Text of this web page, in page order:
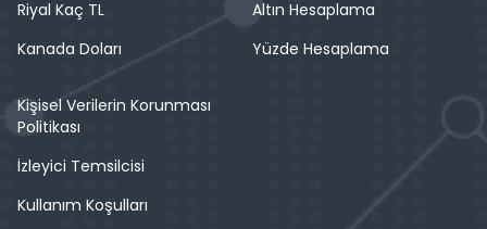
Riyal Kaç TL
Kanada Doları
Altın Hesaplama
Yüzde Hesaplama
Kişisel Verilerin Korunması
Politikası
İzleyici Temsilcisi
Kullanım Koşulları